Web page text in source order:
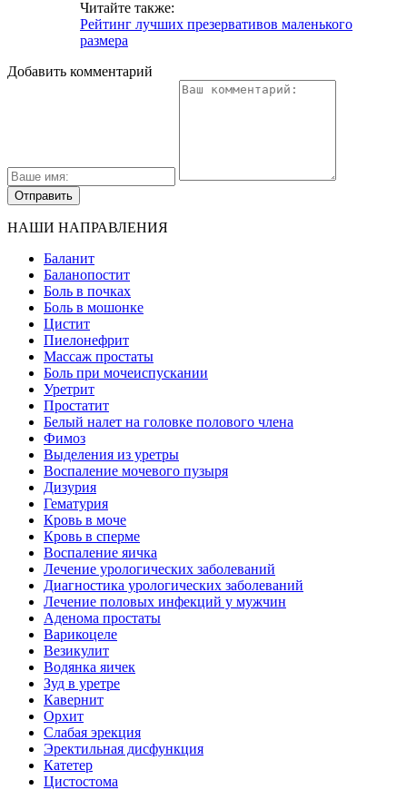
Читайте также:
Рейтинг лучших презервативов маленького
размера
Добавить комментарий
НАШИ НАПРАВЛЕНИЯ
Баланит
Баланопостит
Боль в почках
Боль в мошонке
Цистит
Пиелонефрит
Массаж простаты
Боль при мочеиспускании
Уретрит
Простатит
Белый налет на головке полового члена
Фимоз
Выделения из уретры
Воспаление мочевого пузыря
Дизурия
Гематурия
Кровь в моче
Кровь в сперме
Воспаление яичка
Лечение урологических заболеваний
Диагностика урологических заболеваний
Лечение половых инфекций у мужчин
Аденома простаты
Варикоцеле
Везикулит
Водянка яичек
Зуд в уретре
Кавернит
Орхит
Слабая эрекция
Эректильная дисфункция
Катетер
Цистостома